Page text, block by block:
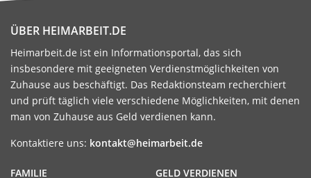
ÜBER HEIMARBEIT.DE
Heimarbeit.de ist ein Informationsportal, das sich
insbesondere mit geeigneten Verdienstmöglichkeiten von
Zuhause aus beschäftigt. Das Redaktionsteam recherchiert
und prüft täglich viele verschiedene Möglichkeiten, mit denen
man von Zuhause aus Geld verdienen kann.
Kontaktiere uns: kontakt@heimarbeit.de
GELD VERDIENEN
FAMILIE